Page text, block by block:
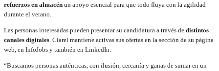
refuerzos en almacén un apoyo esencial para que todo fluya con la agilidad
durante el verano.
Las personas interesadas pueden presentar su candidatura a través de distintos
canales digitales. Clarel mantiene activas sus ofertas en la sección de su página
web, en InfoJobs y también en LinkedIn.
“Buscamos personas auténticas, con ilusión, cercanía y ganas de sumar en un